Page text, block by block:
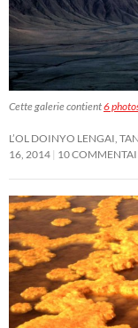
Cette galerie contient6
L’OL DOINYO LENGAI,
16, 2014 10